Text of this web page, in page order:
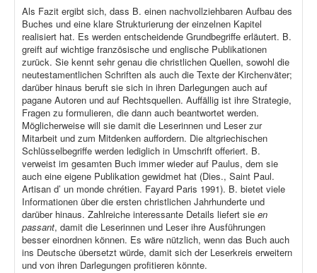
Als Fazit ergibt sich, dass B. einen nachvollziehbaren Aufbau des
Buches und eine klare Strukturierung der einzelnen Kapitel
realisiert hat. Es werden entscheidende Grundbegriffe erläutert. B.
greift auf wichtige französische und englische Publikationen
zurück. Sie kennt sehr genau die christlichen Quellen, sowohl die
neutestamentlichen Schriften als auch die Texte der Kirchenväter;
darüber hinaus beruft sie sich in ihren Darlegungen auch auf
pagane Autoren und auf Rechtsquellen. Auffällig ist ihre Strategie,
Fragen zu formulieren, die dann auch beantwortet werden.
Möglicherweise will sie damit die Leserinnen und Leser zur
Mitarbeit und zum Mitdenken auffordern. Die altgriechischen
Schlüsselbegriffe werden lediglich in Umschrift offeriert. B.
verweist im gesamten Buch immer wieder auf Paulus, dem sie
auch eine eigene Publikation gewidmet hat (Dies., Saint Paul.
Artisan d’ un monde chrétien. Fayard Paris 1991). B. bietet viele
Informationen über die ersten christlichen Jahrhunderte und
darüber hinaus. Zahlreiche interessante Details liefert sie en
passant, damit die Leserinnen und Leser ihre Ausführungen
besser einordnen können. Es wäre nützlich, wenn das Buch auch
ins Deutsche übersetzt würde, damit sich der Leserkreis erweitern
und von ihren Darlegungen profitieren könnte.